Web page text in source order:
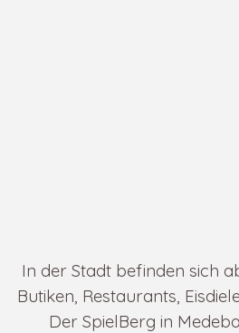
In der Stadt befinden sich
Butiken, Restaurants,
Der SpielBerg in